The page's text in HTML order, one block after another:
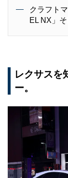
クラフト
EL NX」
レクサスを
ー。